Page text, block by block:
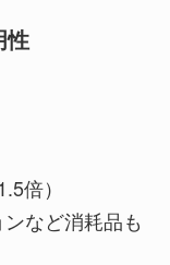
性
倍）
など消耗品も